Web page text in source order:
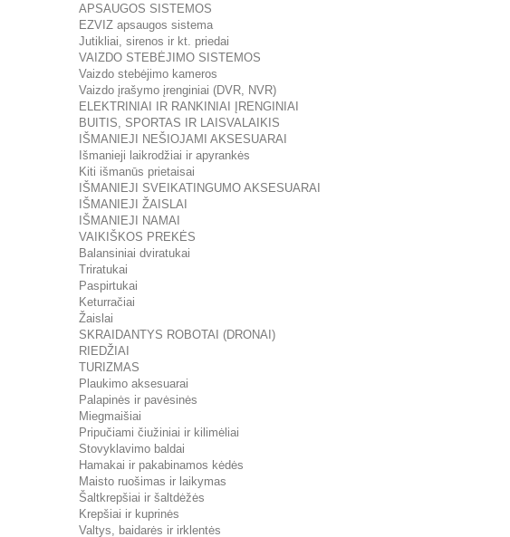
APSAUGOS SISTEMOS
EZVIZ apsaugos sistema
Jutikliai, sirenos ir kt. priedai
VAIZDO STEBĖJIMO SISTEMOS
Vaizdo stebėjimo kameros
Vaizdo įrašymo įrenginiai (DVR, NVR)
ELEKTRINIAI IR RANKINIAI ĮRENGINIAI
BUITIS, SPORTAS IR LAISVALAIKIS
IŠMANIEJI NEŠIOJAMI AKSESUARAI
Išmanieji laikrodžiai ir apyrankės
Kiti išmanūs prietaisai
IŠMANIEJI SVEIKATINGUMO AKSESUARAI
IŠMANIEJI ŽAISLAI
IŠMANIEJI NAMAI
VAIKIŠKOS PREKĖS
Balansiniai dviratukai
Triratukai
Paspirtukai
Keturračiai
Žaislai
SKRAIDANTYS ROBOTAI (DRONAI)
RIEDŽIAI
TURIZMAS
Plaukimo aksesuarai
Palapinės ir pavėsinės
Miegmaišiai
Pripučiami čiužiniai ir kilimėliai
Stovyklavimo baldai
Hamakai ir pakabinamos kėdės
Maisto ruošimas ir laikymas
Šaltkrepšiai ir šaltdėžės
Krepšiai ir kuprinės
Valtys, baidarės ir irklentės